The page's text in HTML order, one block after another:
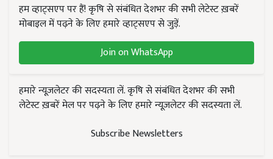
हम व्हाट्सएप पर हैं! कृषि से संबंधित देशभर की सभी लेटेस्ट ख़बरें
मोबाइल में पढ़ने के लिए हमारे व्हाट्सएप से जुड़ें.
Join on WhatsApp
हमारे न्यूज़लेटर की सदस्यता लें. कृषि से संबंधित देशभर की सभी
लेटेस्ट ख़बरें मेल पर पढ़ने के लिए हमारे न्यूज़लेटर की सदस्यता लें.
Subscribe Newsletters